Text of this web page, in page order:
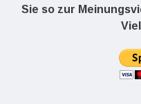
Sie so zur